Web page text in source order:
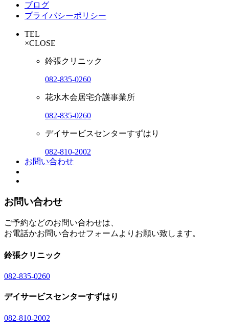
ブログ
プライバシーポリシー
TEL
×CLOSE
鈴張クリニック
082-835-0260
花水木会居宅介護事業所
082-835-0260
デイサービスセンターすずはり
082-810-2002
お問い合わせ
お問い合わせ
ご予約などのお問い合わせは、
お電話かお問い合わせフォームよりお願い致します。
鈴張クリニック
082-835-0260
デイサービスセンターすずはり
082-810-2002